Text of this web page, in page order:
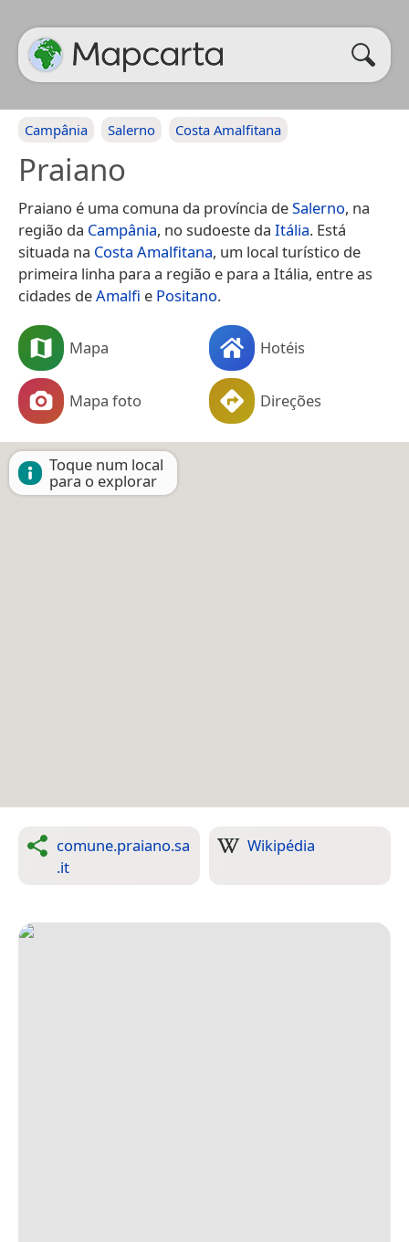
Campânia Salerno Costa Amalfitana
Praiano
Praiano é uma comuna da província deSalerno, na
região da Campânia, no sudoeste da Itália. Está
situada na Costa Amalfitana, um local turístico de
primeira linha para a região e para a Itália, entre as
cidades deAmalfi e Positano.
Mapa Hotéis
Mapa foto Direções
Toque num local
para o explorar
comune.praiano.sa
.it
Wikipédia